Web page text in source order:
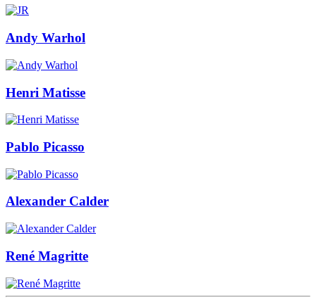
Andy Warhol
Henri Matisse
Pablo Picasso
Alexander Calder
René Magritte